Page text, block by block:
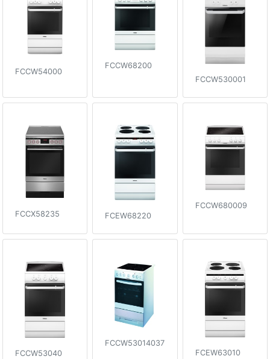
FCCW54000
FCCW68200
FCCW530001
FCCX58235 FCEW68220
FCCW680009
FCCW53040
FCCW53014037
FCEW63010